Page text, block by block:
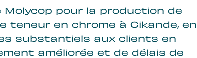
Molycop pour la production de
teneur en chrome à Cikande, en
substantiels aux clients en
améliorée et de délais de